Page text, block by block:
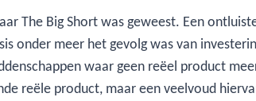
The Big Short was geweest. Een
onder meer het gevolg was van
waar geen reëel product
reële product, maar een veelvoud